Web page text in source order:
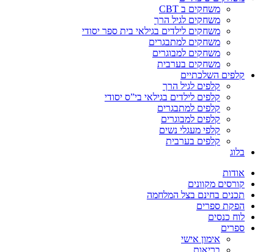
משחקים ב CBT
משחקים לגיל הרך
משחקים לילדים בגילאי בית ספר יסודי
משחקים למתבגרים
משחקים למבוגרים
משחקים בערבית
קלפים השלכתיים
קלפים לגיל הרך
קלפים לילדים בגילאי בי”ס יסודי
קלפים למתבגרים
קלפים למבוגרים
קלפי מעגלי נשים
קלפים בערבית
בלוג
אודות
קורסים מקוונים
תכנים בחינם בצל המלחמה
הפקת ספרים
לוח כנסים
ספרים
אימון אישי
בריאות